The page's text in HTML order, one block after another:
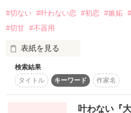
叶わない初恋をしているのは
あなたも同じだから…。
素敵なレビュー
読者数１６００人
ランキング３位
優しい
父親が会社を経営している
17歳
--------------------
せない、、、。
誰だったっけ、、、どんな人
想うだけは許してくれますか？
#切ない #叶わない恋 #初恋 #嫉妬
#切甘 #不器用
表紙を見る
*・ﾟ・*:.｡.*.｡.:*・ﾟ・*:.｡.*.｡.:
検索結果
タイトル
キーワード 作家名
叶わない『大